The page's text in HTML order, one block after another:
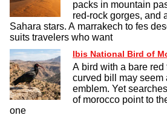
packs in mountain
red-rock gorges, and
Sahara stars. A marrakech to fes
suits travelers who want
Ibis National Bird of
A bird with a bare red
curved bill may seem
emblem. Yet
of morocco point to
one